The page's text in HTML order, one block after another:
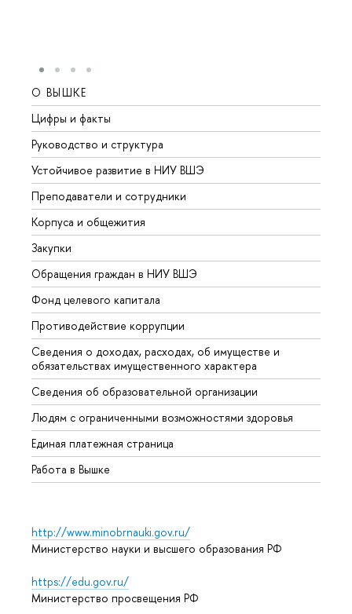
О ВЫШКЕ
Цифры и факты
Руководство и структура
Устойчивое развитие в НИУ ВШЭ
Преподаватели и сотрудники
Корпуса и общежития
Закупки
Обращения граждан в НИУ ВШЭ
Фонд целевого капитала
Противодействие коррупции
Сведения о доходах, расходах, об имуществе и
обязательствах имущественного характера
Сведения об образовательной организации
Людям с ограниченными возможностями здоровья
Единая платежная страница
Работа в Вышке
http://www.minobrnauki.gov.ru/
Министерство науки и высшего образования РФ
https://edu.gov.ru/
Министерство просвещения РФ